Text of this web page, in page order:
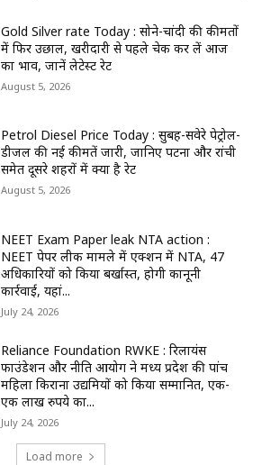
Gold Silver rate Today : सोने-चांदी की कीमतों
में फिर उछाल, खरीदारी से पहले चेक कर लें आज
का भाव, जानें लेटेस्ट रेट
August 5, 2026
Petrol Diesel Price Today : सुबह-सवेरे पेट्रोल-
डीजल की नई कीमतें जारी, जानिए पटना और रांची
समेत दूसरे शहरों में क्या है रेट
August 5, 2026
NEET Exam Paper leak NTA action :
NEET पेपर लीक मामले में एक्शन में NTA, 47
अधिकारियों को किया बर्खास्त, होगी कानूनी
कार्रवाई, यहां...
July 24, 2026
Reliance Foundation RWKE : रिलायंस
फाउंडेशन और नीति आयोग ने मध्य प्रदेश की पांच
महिला किराना उद्यमियों को किया सम्मानित, एक-
एक लाख रुपये का...
July 24, 2026
Load more